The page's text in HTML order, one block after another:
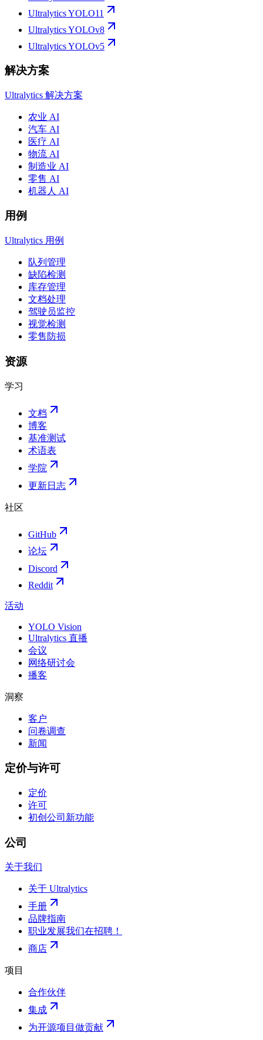
Ultralytics YOLO11
Ultralytics YOLOv8
Ultralytics YOLOv5
解决方案
Ultralytics 解决方案
农业 AI
汽车 AI
医疗 AI
物流 AI
制造业 AI
零售 AI
机器人 AI
用例
Ultralytics 用例
队列管理
缺陷检测
库存管理
文档处理
驾驶员监控
视觉检测
零售防损
资源
学习
文档
博客
基准测试
术语表
学院
更新日志
社区
GitHub
论坛
Discord
Reddit
活动
YOLO Vision
Ultralytics 直播
会议
网络研讨会
播客
洞察
客户
问卷调查
新闻
定价与许可
定价
许可
初创公司 新功能
公司
关于我们
关于 Ultralytics
手册
品牌指南
职业发展我们在招聘！
商店
项目
合作伙伴
集成
为开源项目做贡献